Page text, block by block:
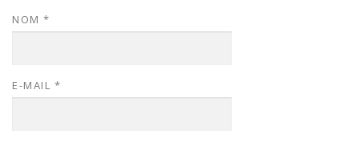
NOM *
E-MAIL *